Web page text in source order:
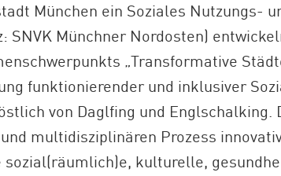
München ein Soziales Nutzungs-
SNVK Münchner Nordosten)
„Transformative
funktionierender und inklusiver
von Daglfing und Englschalking.
multidisziplinären Prozess
kulturelle,